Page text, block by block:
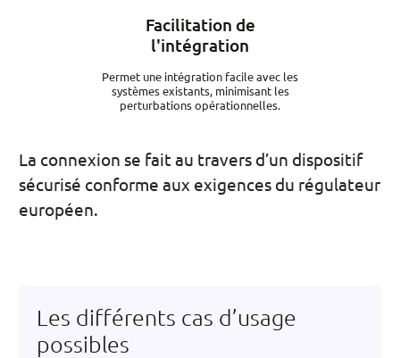
Facilitation de
l'intégration
Permet une intégration facile avec les
systèmes existants, minimisant les
perturbations opérationnelles.
La connexion se fait au travers d’un dispositif
sécurisé conforme aux exigences du régulateur
européen.
Les différents cas d’usage
possibles